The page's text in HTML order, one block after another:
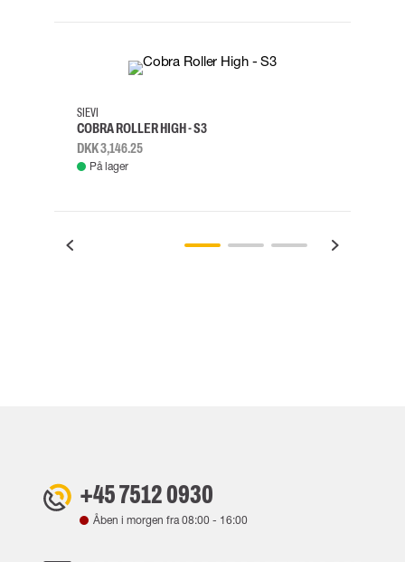
38
SIEVI
COBRA ROLLER HIGH - S3
DKK 3,146.25
På lager
+45 7512 0930
Åben i morgen fra08:00 - 16:00